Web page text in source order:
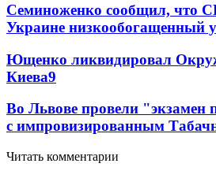
Семиноженко сообщил, что
Украине низкообогащенный
Ющенко ликвидировал
Киева9
Во Львове провели "экзамен
с импровизированным
Читать комментарии